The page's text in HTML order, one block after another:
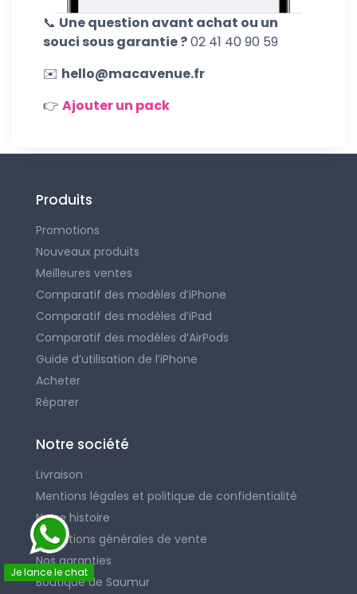
📞 Une question avant achat ou un
souci sous garantie ?02 41 40 90 59
✉️ hello@macavenue.fr
👉 Ajouter un pack
Produits
Promotions
Nouveaux produits
Meilleures ventes
Comparatif des modèles d’iPhone
Comparatif des modèles d’iPad
Comparatif des modèles d’AirPods
Guide d’utilisation de l’iPhone
Acheter
Réparer
Notre société
Livraison
Mentions légales et politique de confidentialité
Notre histoire
Conditions générales de vente
Nos garanties
Boutique de Saumur
Je lance le chat